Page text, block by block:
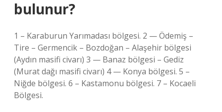
bulunur?
1 – Karaburun Yarımadası bölgesi. 2 — Ödemiş –
Tire – Germencik – Bozdoğan – Alaşehir bölgesi
(Aydın masifi civarı) 3 — Banaz bölgesi – Gediz
(Murat dağı masifi civarı) 4 — Konya bölgesi. 5 –
Niğde bölgesi. 6 – Kastamonu bölgesi. 7 – Kocaeli
Bölgesi.